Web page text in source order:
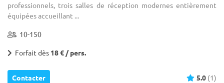
professionnels, trois salles de réception modernes entièrement
équipées accueillant ...
10-150
Forfait dès 18 € / pers.
Contacter 5.0 (1)